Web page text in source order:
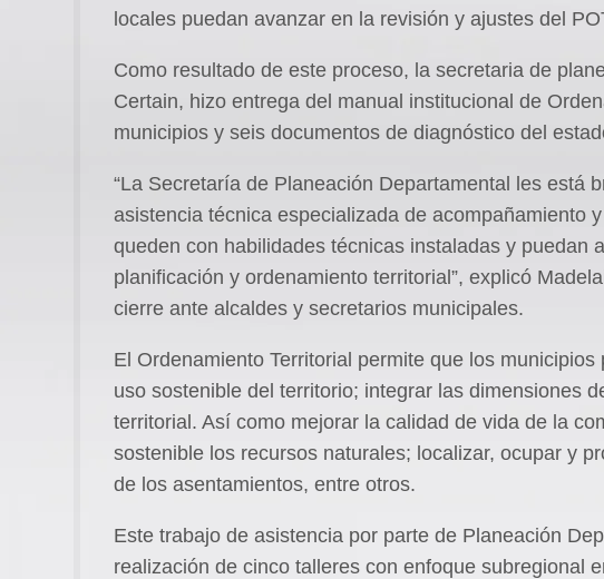
locales puedan avanzar en la revisión y ajustes del
Como resultado de este proceso, la secretaria de
Certain, hizo entrega del manual institucional de
municipios y seis documentos de diagnóstico del
“La Secretaría de Planeación Departamental les está
asistencia técnica especializada de acompañamiento
queden con habilidades técnicas instaladas y puedan
planificación y ordenamiento territorial”, explicó
cierre ante alcaldes y secretarios municipales.
El Ordenamiento Territorial permite que los
uso sostenible del territorio; integrar las dimensiones
territorial. Así como mejorar la calidad de vida de la
sostenible los recursos naturales; localizar, ocupar y
de los asentamientos, entre otros.
Este trabajo de asistencia por parte de Planeación
realización de cinco talleres con enfoque subregional